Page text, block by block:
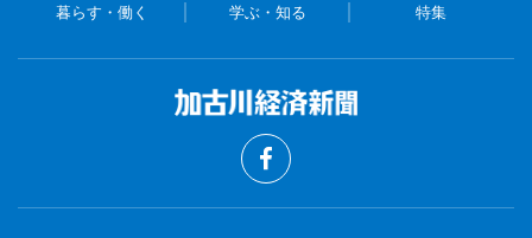
暮らす・働く 学ぶ・知る 特集